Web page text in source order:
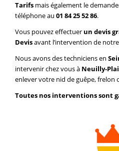
Tarifs mais également le
téléphone au 01 84 25 52 86.
Vous pouvez effectuer un devis
Devisavant l’intervention de
Nous avons des techniciens en
intervenir chez vous à Neuilly-
enlever votre nid de guêpe, frelon
Toutes nos interventions sont